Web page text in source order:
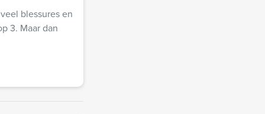
blessures en
3. Maar dan